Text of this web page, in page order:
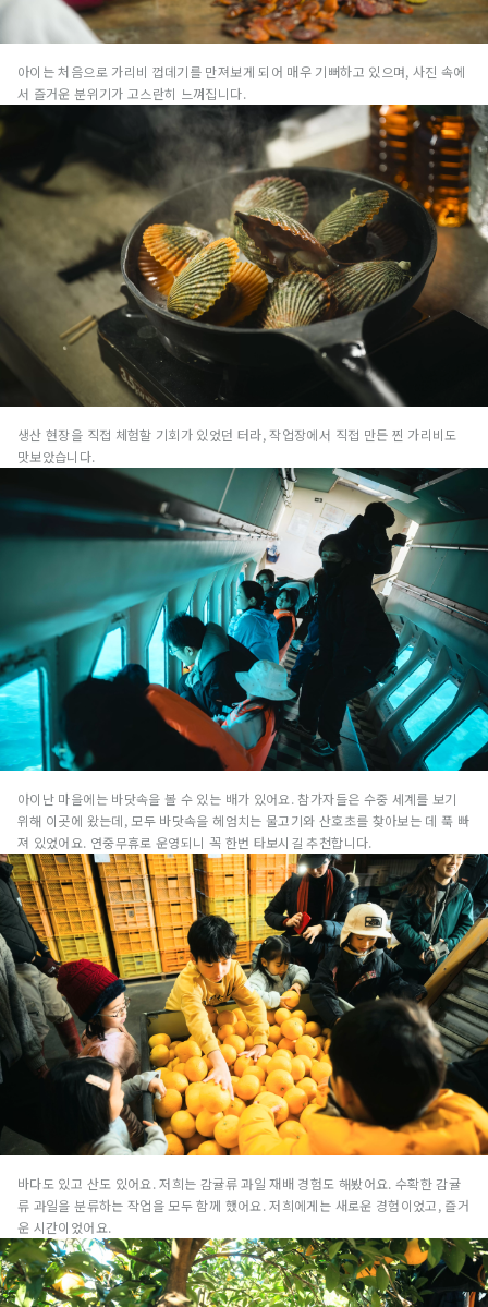
아이는 처음으로 가리비 껍데기를 만져보게 되어 매우 기뻐하고 있으며, 사진 속에
서 즐거운 분위기가 고스란히 느껴집니다.
생산 현장을 직접 체험할 기회가 있었던 터라, 작업장에서 직접 만든 찐 가리비도
맛보았습니다.
아이난 마을에는 바닷속을 볼 수 있는 배가 있어요. 참가자들은 수중 세계를 보기
위해 이곳에 왔는데, 모두 바닷속을 헤엄치는 물고기와 산호초를 찾아보는 데 푹 빠
져 있었어요. 연중무휴로 운영되니 꼭 한번 타보시길 추천합니다.
바다도 있고 산도 있어요. 저희는 감귤류 과일 재배 경험도 해봤어요. 수확한 감귤
류 과일을 분류하는 작업을 모두 함께 했어요. 저희에게는 새로운 경험이었고, 즐거
운 시간이었어요.